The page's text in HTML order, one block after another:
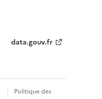
data.gouv.fr
Politique des